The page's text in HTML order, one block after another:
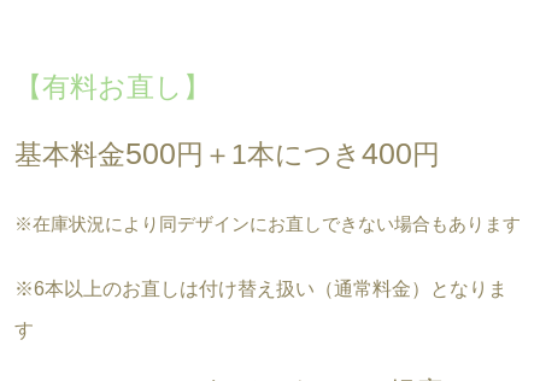
【有料お直し】
基本料金500円＋1本につき400円
※在庫状況により同デザインにお直しできない場合もあります
※6本以上のお直しは付け替え扱い（通常料金）となりま
す